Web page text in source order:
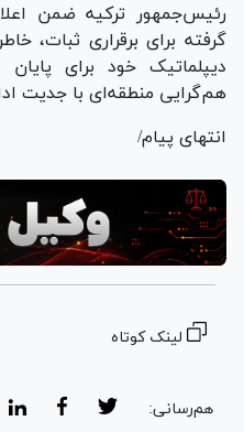
رئیس‌جمهور ترکیه ضمن
گرفته برای برقراری ثبات،
دیپلماتیک خود برای
هم‌گرایی منطقه‌ای با جدیت
انتهای پیام/
لینک کوتاه
هم‌رسانی: